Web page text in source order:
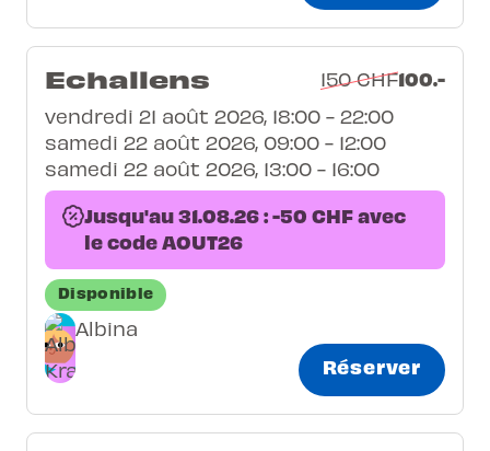
Echallens 150 CHF100.-
vendredi 21 août 2026, 18:00 - 22:00
samedi 22 août 2026, 09:00 - 12:00
samedi 22 août 2026, 13:00 - 16:00
Jusqu'au 31.08.26 : -50 CHF avec
le code AOUT26
Disponible
Albina
Réserver